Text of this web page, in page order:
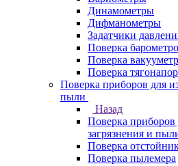
Динамометры
Дифманометры
Задатчики
Поверка
Поверка
Поверка
Поверка приборов для
пыли
Назад
Поверка приборов
загрязнения и
Поверка
Поверка пылемера